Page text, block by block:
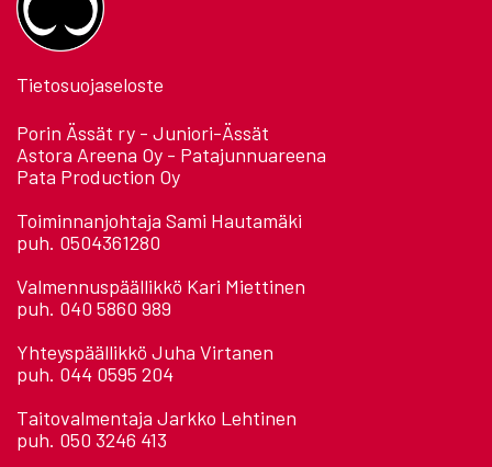
Tietosuojaseloste
Porin Ässät ry - Juniori-Ässät
Astora Areena Oy - Patajunnuareena
Pata Production Oy
Toiminnanjohtaja Sami Hautamäki
puh. 0504361280
Valmennuspäällikkö Kari Miettinen
puh. 040 5860 989
Yhteyspäällikkö Juha Virtanen
puh. 044 0595 204
Taitovalmentaja Jarkko Lehtinen
puh. 050 3246 413